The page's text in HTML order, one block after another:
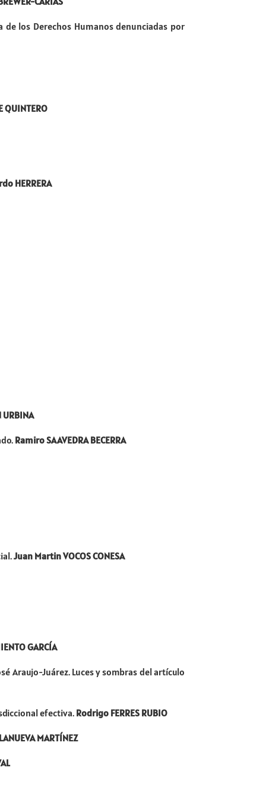
los Derechos Humanos denunciadas por
QUINTERO
HERRERA
URBINA
Ramiro SAAVEDRA BECERRA
Juan Martin VOCOS CONESA
GARCÍA
Araujo-Juárez. Luces y sombras del artículo
efectiva. Rodrigo FERRES RUBIO
MARTÍNEZ